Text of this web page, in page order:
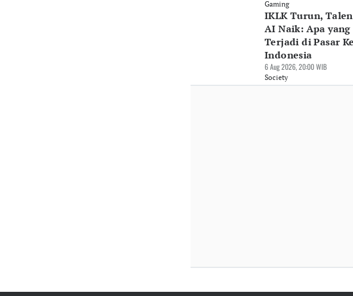
Gaming
IKLK Turun,
AI Naik: Apa yang
Terjadi di Pasar
Indonesia
6 Aug 2026, 20:00 WIB
Society